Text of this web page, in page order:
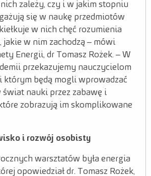
zależy, czy i w jakim stopniu
się w naukę przedmiotów
w nich chęć rozumienia
jakie w nim zachodzą – mówi
Energii, dr Tomasz Rożek. – W
przekazujemy nauczycielom
którym będą mogli wprowadzać
świat nauki przez zabawę i
zobrazują im skomplikowane
i rozwój osobisty
warsztatów była energia
opowiedział dr. Tomasz Rożek,